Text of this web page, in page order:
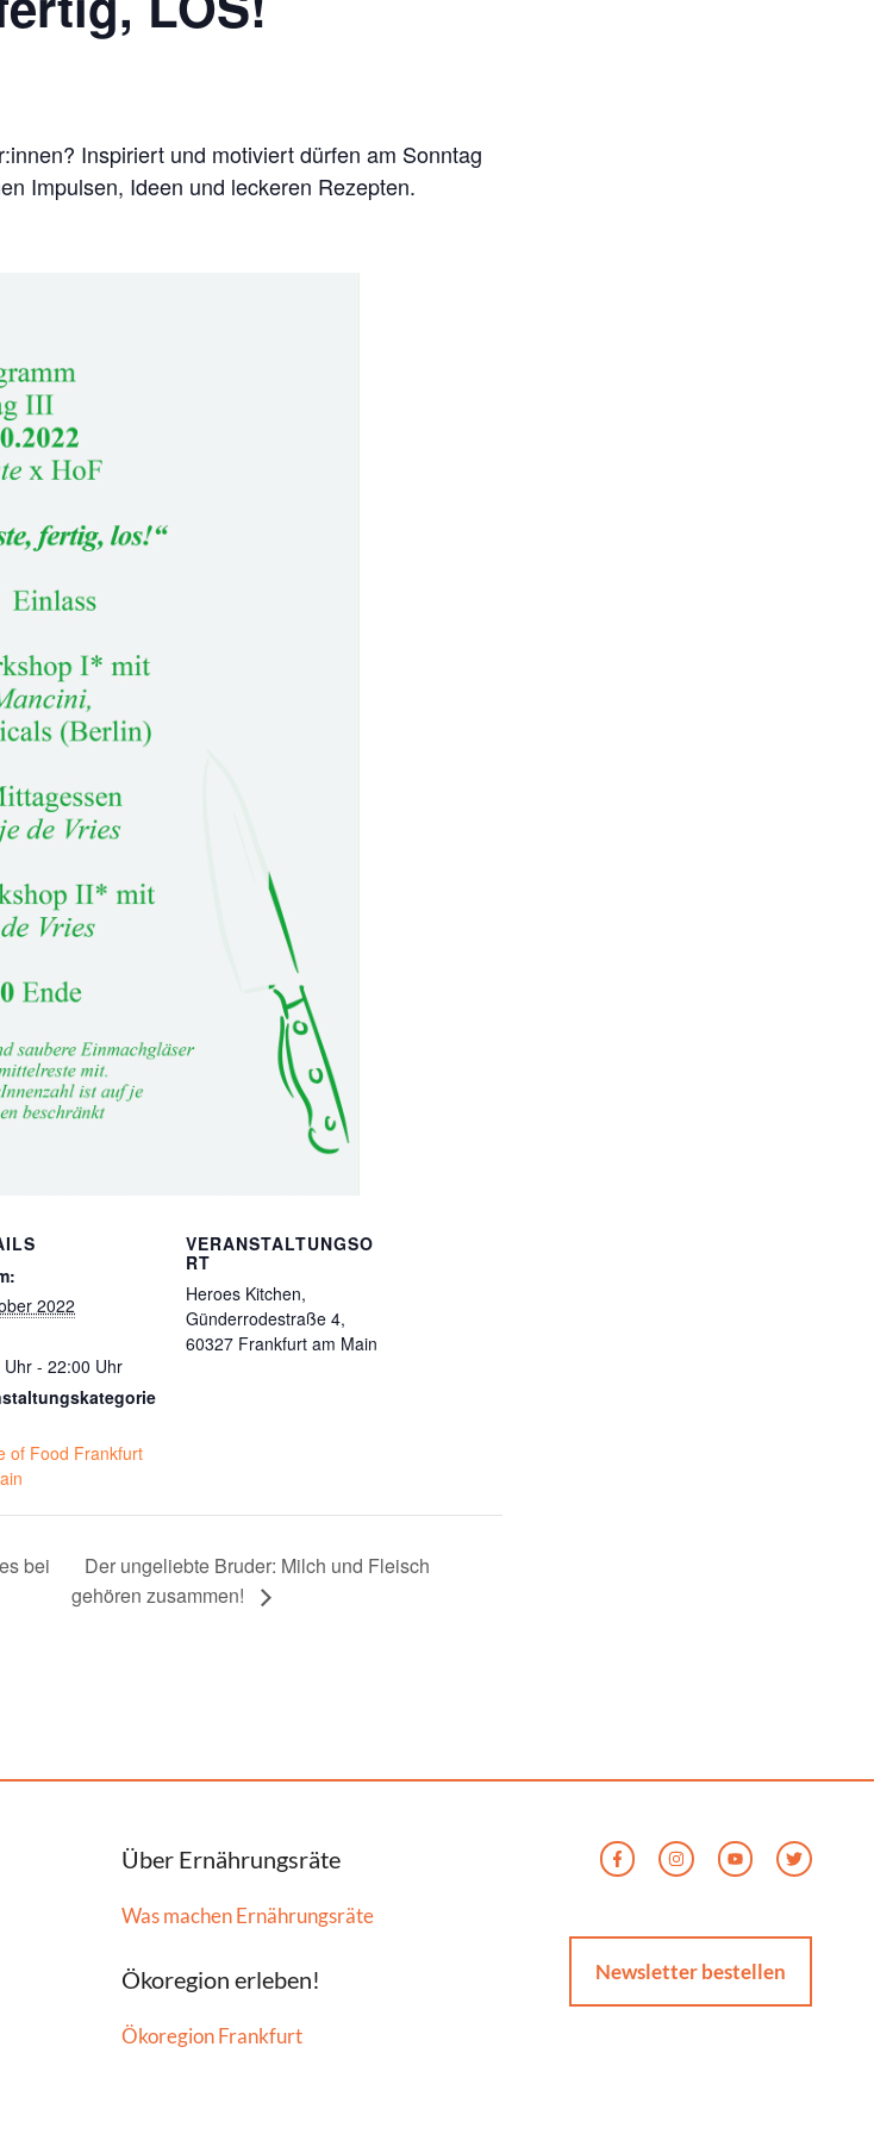
Inspiriert und motiviert dürfen am Sonntag
Impulsen, Ideen und leckeren Rezepten.
2022
Uhr - 22:00 Uhr
of Food Frankfurt
VERANSTALTUNGSO
RT
Heroes Kitchen,
Günderrodestraße 4,
60327 Frankfurt am Main
bei
Der ungeliebte Bruder: Milch und Fleisch
gehören zusammen!
Über Ernährungsräte
Was machen Ernährungsräte
Ökoregion erleben!
Ökoregion Frankfurt
Newsletter bestellen